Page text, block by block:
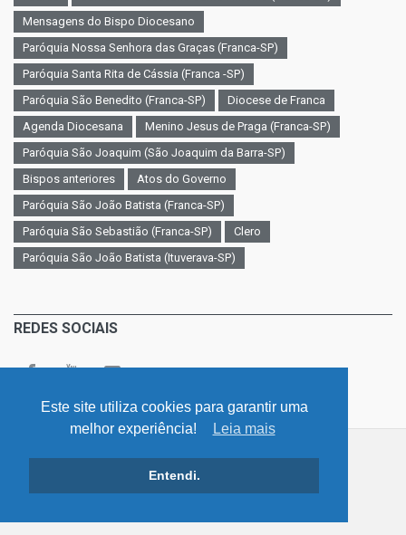
Este site utiliza cookies para garantir uma
melhor experiência!
Leia mais
Entendi.
Mensagens do Bispo Diocesano
Paróquia Nossa Senhora das Graças (Franca-SP)
Paróquia Santa Rita de Cássia (Franca -SP)
Paróquia São Benedito (Franca-SP)
Diocese de Franca
Agenda Diocesana
Menino Jesus de Praga (Franca-SP)
Paróquia São Joaquim (São Joaquim da Barra-SP)
Bispos anteriores
Atos do Governo
Paróquia São João Batista (Franca-SP)
Paróquia São Sebastião (Franca-SP)
Clero
Paróquia São João Batista (Ituverava-SP)
REDES SOCIAIS
v. 4.0 / Diocese - Franca - São Paulo